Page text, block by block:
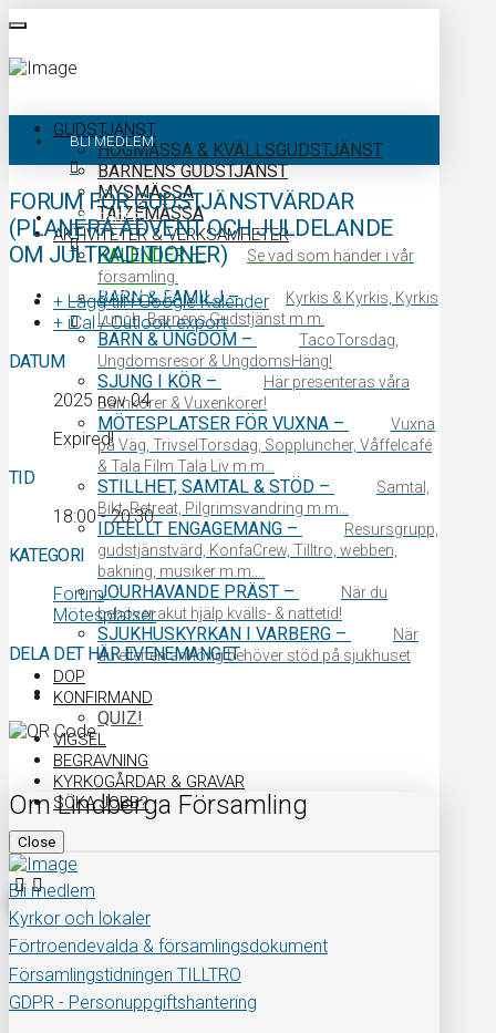
GUDSTJÄNST
HÖGMÄSSA & KVÄLLSGUDSTJÄNST
BARNENS GUDSTJÄNST
MYSMÄSSA
TAIZÉMÄSSA
AKTIVITETER & VERKSAMHETER
KALENDER–
Se vad som händer i vår
församling.
BARN & FAMILJ–
Kyrkis & Kyrkis, Kyrkis
Lunch, Barnens Gudstjänst m.m.
BARN & UNGDOM –
TacoTorsdag,
Ungdomsresor & UngdomsHäng!
SJUNG I KÖR –
Här presenteras våra
Barnkörer & Vuxenkörer!
MÖTESPLATSER FÖR VUXNA –
Vuxna
på Väg, TrivselTorsdag, Soppluncher, Våffelcafé
& Tala Film Tala Liv m.m…
STILLHET, SAMTAL & STÖD –
Samtal,
Bikt, Retreat, Pilgrimsvandring m.m…
IDEELLT ENGAGEMANG –
Resursgrupp,
gudstjänstvärd, KonfaCrew, Tilltro, webben,
bakning, musiker m.m….
JOURHAVANDE PRÄST –
När du
behöver akut hjälp kvälls- & nattetid!
SJUKHUSKYRKAN I VARBERG –
När
du eller en anhörig behöver stöd på sjukhuset
DOP
KONFIRMAND
QUIZ!
VIGSEL
BEGRAVNING
KYRKOGÅRDAR & GRAVAR
SÖKA JOBB?
Close
BLI MEDLEM
KALENDER
KONTAKTA OSS
FORUM FÖR GUDSTJÄNSTVÄRDAR
(PLANERA ADVENT OCH JULDELANDE
OM JULTRADITIONER)
+ Lägg till i Google Kalender
+ iCal / Outlook export
DATUM
2025 nov 04
Expired!
TID
18:00 - 20:30
KATEGORI
Forum
Mötesplatser
DELA DET HÄR EVENEMANGET
Om Lindberga Församling
Bli medlem
Kyrkor och lokaler
Förtroendevalda & församlingsdokument
Församlingstidningen TILLTRO
GDPR - Personuppgiftshantering